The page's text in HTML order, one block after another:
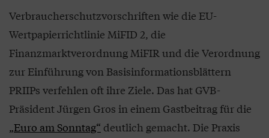
Verbraucherschutzvorschriften wie die EU-
Wertpapierrichtlinie MiFID 2, die
Finanzmarktverordnung MiFIR und die Verordnung
zur Einführung von Basisinformationsblättern
PRIIPs verfehlen oft ihre Ziele. Das hat GVB-
Präsident Jürgen Gros in einem Gastbeitrag für die
„Euro am Sonntag“ deutlich gemacht. Die Praxis